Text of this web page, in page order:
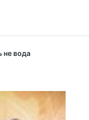
не вода